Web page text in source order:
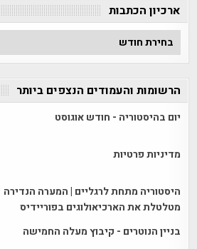
ארכיון הכתבות
ארכיון
הכתבות
הרשומות והעמודים הנצפים ביותר
יום בהיסטוריה - חודש אוגוסט
מדיניות פרטיות
היסטוריה מתחת לרגליים | המערה הנדירה
מטלטלת את הארכיאולוגים בפוריידיס
בניין הנוטרים - קיבוץ מעלה החמישה